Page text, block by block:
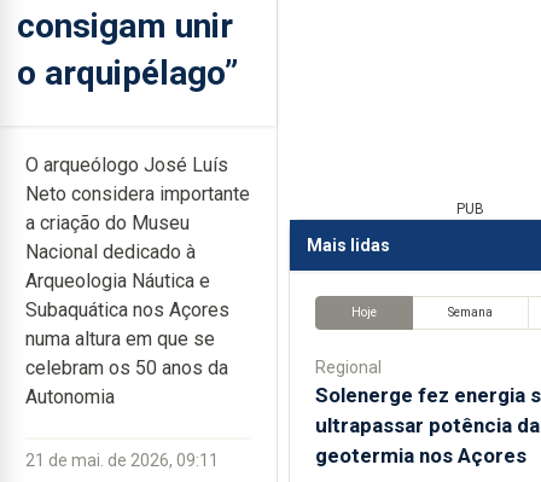
consigam unir
o arquipélago”
O arqueólogo José Luís
Neto considera importante
a criação do Museu
Nacional dedicado à
Arqueologia Náutica e
Subaquática nos Açores
numa altura em que se
celebram os 50 anos da
Autonomia
21 de mai. de 2026, 09:11
PUB
Mais lidas
Hoje Semana
Regional
Solenerge fez energia
ultrapassar potência da
geotermia nos Açores